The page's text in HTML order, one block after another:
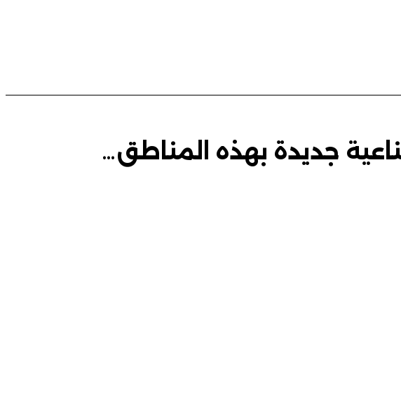
جديدة بهذه المناطق…